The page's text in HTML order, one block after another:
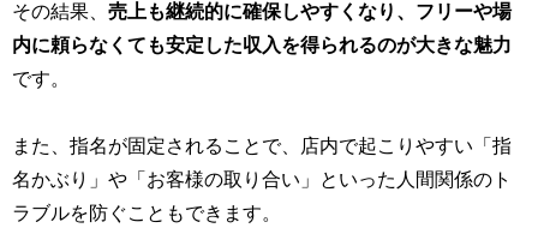
その結果、 売上も継続的に確保しやすくなり、フリーや場
内に頼らなくても安定した収入を得られるのが大きな魅力
です。
また、指名が固定されることで、店内で起こりやすい「指
名かぶり」や「お客様の取り合い」といった人間関係のト
ラブルを防ぐこともできます。